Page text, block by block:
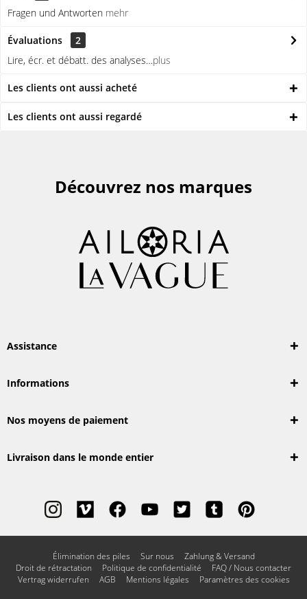
Fragen und Antworten mehr
Évaluations
2
Lire, écr. et débatt. des analyses…plus
Les clients ont aussi acheté
Les clients ont aussi regardé
Découvrez nos marques
Assistance
Informations
Nos moyens de paiement
Livraison dans le monde entier
Élimination des piles Sur nous
Zahlung & Versand
Droit de rétractation
Politique de confidentialité
FAQ / Nous contacter
Vertrag widerrufen
AGB Mentions légales Paramètres des cookies